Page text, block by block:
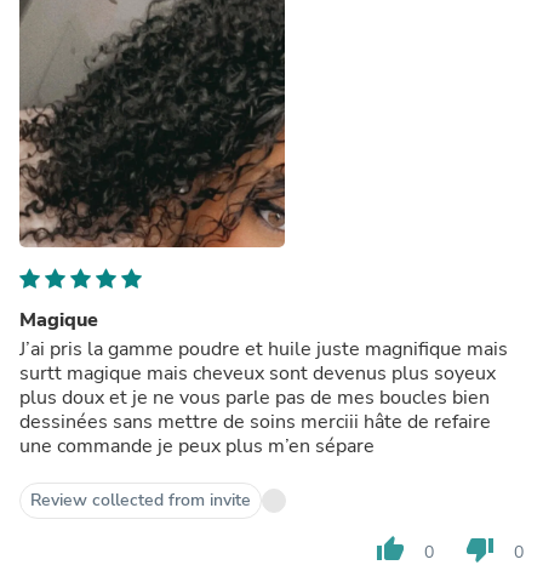
Magique
J’ai pris la gamme poudre et huile juste magnifique mais
surtt magique mais cheveux sont devenus plus soyeux
plus doux et je ne vous parle pas de mes boucles bien
dessinées sans mettre de soins merciii hâte de refaire
une commande je peux plus m’en sépare
Review collected from invite
thumb_up 0 thumb_down 0